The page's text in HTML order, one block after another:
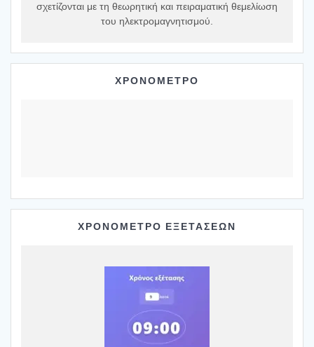
σχετίζονται με τη θεωρητική και πειραματική θεμελίωση
του ηλεκτρομαγνητισμού.
ΧΡΟΝΟΜΕΤΡΟ
ΧΡΟΝΟΜΕΤΡΟ ΕΞΕΤΑΣΕΩΝ